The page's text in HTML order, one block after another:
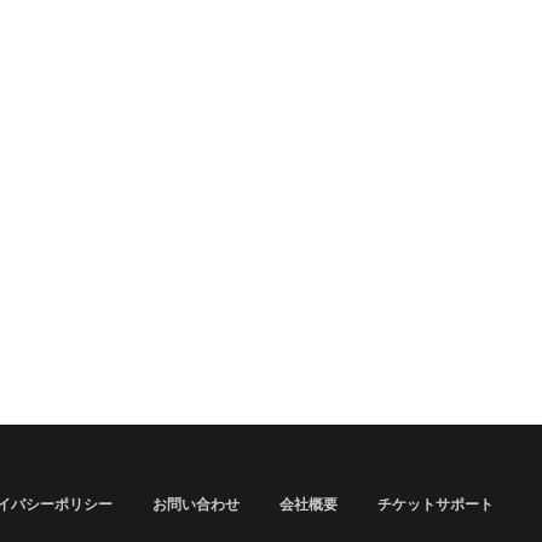
バシーポリシー お問い合わせ 会社概要 チケットサポート